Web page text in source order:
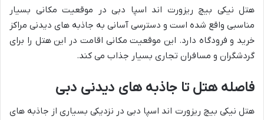
هتل نیکی بیچ ریزورت اند اسپا دبی در موقعیت مکانی بسیار
مناسبی واقع شده است و دسترسی آسانی به جاذبه های دیدنی مراکز
خرید و فرودگاه دارد. این موقعیت مکانی اقامت در این هتل را برای
گردشگران و مسافران تجاری بسیار جذاب می کند.
فاصله هتل تا جاذبه های دیدنی دبی
هتل نیکی بیچ ریزورت اند اسپا دبی در نزدیکی بسیاری از جاذبه های